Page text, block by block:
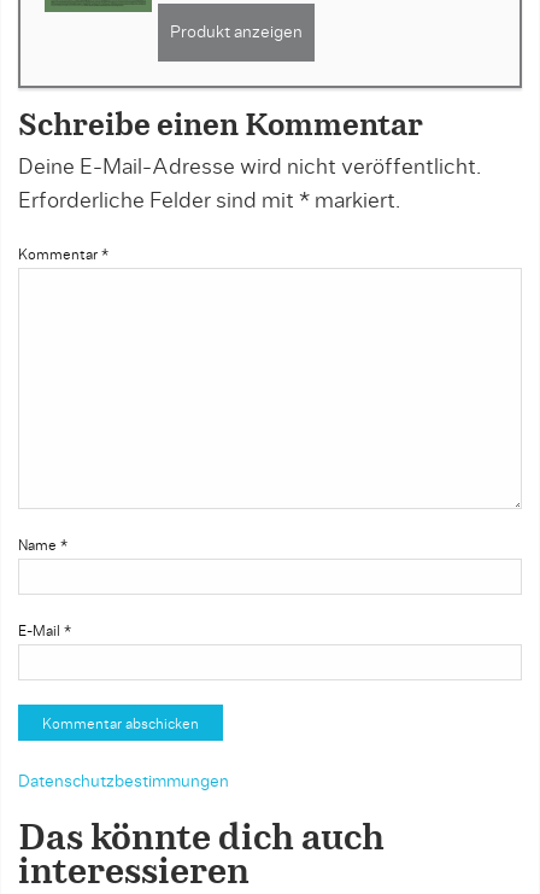
Produkt anzeigen
Schreibe einen Kommentar
Deine E-Mail-Adresse wird nicht veröffentlicht.
Erforderliche Felder sind mit * markiert.
Kommentar *
Name *
E-Mail *
Datenschutzbestimmungen
Das könnte dich auch
interessieren